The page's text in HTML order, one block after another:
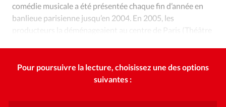
comédie musicale a été présentée chaque fin d’année en
banlieue parisienne jusqu’en 2004. En 2005, les
producteurs la déménageaient au centre de Paris (Théâtre
Pour poursuivre la lecture, choisissez une des options
suivantes :